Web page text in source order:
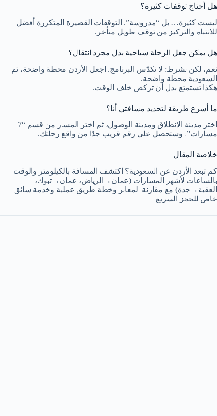
هل أحتاج توقفات كثيرة؟
ليست كثيرة… بل “مدروسة”. التوقفات القصيرة المتكررة أفضل
للانتباه والتركيز من توقف طويل متأخر.
هل يمكن جعل الرحلة سياحية بدل مجرد انتقال؟
نعم، لكن بشرط: لا تكدّس البرنامج. اجعل الأردن محطة واضحة، ثم
السعودية محطة واضحة.
هكذا تستمتع بدل أن تركض خلف الوقت.
ما أسرع طريقة لتحديد مسافتي أنا؟
اختر مدينة الانطلاق ومدينة الوصول، ثم اختر المسار من قسم “7
مسارات”، وستحصل على رقم قريب جدًا من واقع رحلتك.
خلاصة المقال
كم تبعد الأردن عن السعودية؟ اكتشف المسافة بالكيلومتر والوقت
بالساعات لأشهر المسارات (عمان→الرياض، عمان→تبوك،
العقبة→جدة) مع مقارنة المعابر وخطة طريق عملية وخدمة سائق
خاص للحجز السريع.